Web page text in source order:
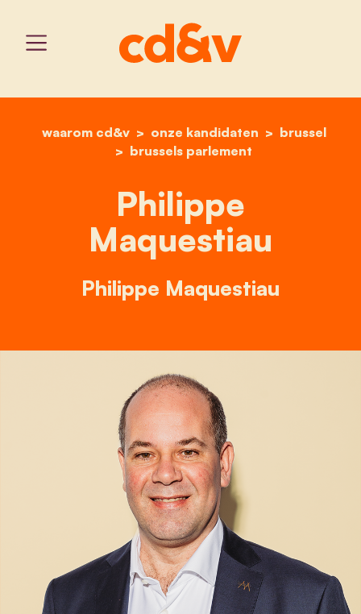
home
waarom cd&v onze kandidaten
brussel
brussels parlement
philippe maquestiau
Philippe
Maquestiau
Philippe Maquestiau